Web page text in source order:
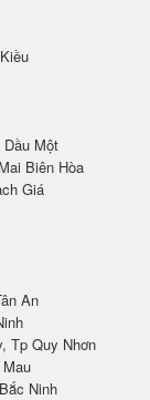
Một
Biên Hòa
Giá
An
Tp Quy Nhơn
Ninh